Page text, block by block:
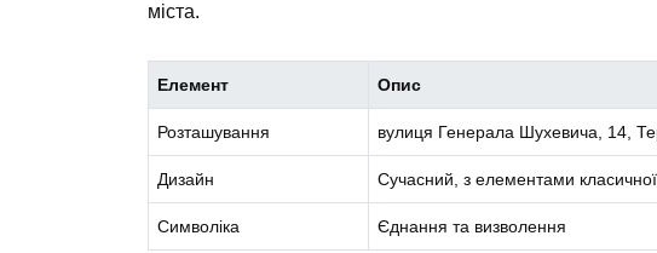
міста.
Елемент Опис
Розташування вулиця Генерала Шухевича, 14,
Дизайн Сучасний, з елементами класичної
Символіка Єднання та визволення